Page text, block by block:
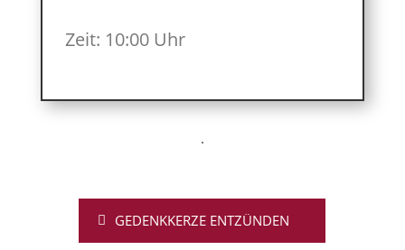
Zeit: 10:00 Uhr
GEDENKKERZE ENTZÜNDEN